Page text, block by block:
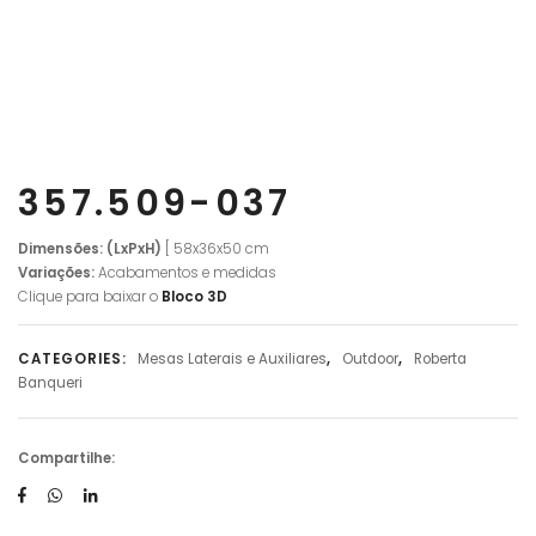
357.509-037
Dimensões: (LxPxH)
[ 58x36x50 cm
Variações:Acabamentos e medidas
Clique para baixar o Bloco 3D
CATEGORIES: Mesas Laterais e Auxiliares, Outdoor,
Roberta
Banqueri
Compartilhe: